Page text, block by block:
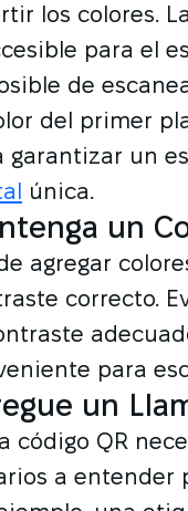
los colores.
para el
de
del primer
garantizar un
única.
un
agregar
correcto.
para
un
código QR
a entender